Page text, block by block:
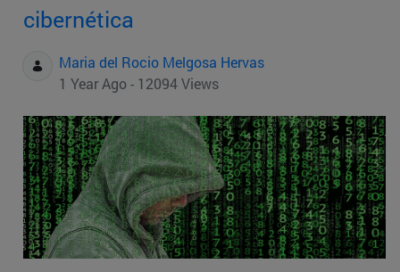
cibernética
Maria del Rocio Melgosa Hervas
1 Year Ago - 12094 Views